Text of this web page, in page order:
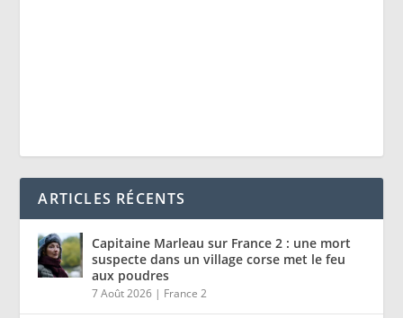
ARTICLES RÉCENTS
Capitaine Marleau sur France 2 : une mort
suspecte dans un village corse met le feu
aux poudres
7 Août 2026 | France 2